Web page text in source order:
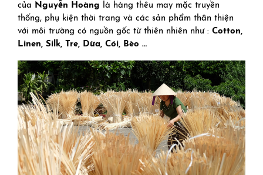
của Nguyễn Hoàng là hàng thêu may mặc truyền
thống, phụ kiện thời trang và các sản phẩm thân thiện
với môi trường có nguồn gốc từ thiên nhiên như : Cotton,
Linen, Silk, Tre, Dừa, Cói, Bèo …